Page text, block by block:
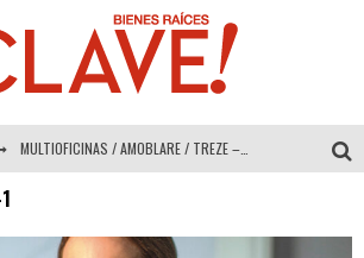
MULTIOFICINAS / AMOBLARE / TREZE – Especial Interiorismo & Decoración 2026
COLINEAL – Especial Interiorismo & Decoración 2026